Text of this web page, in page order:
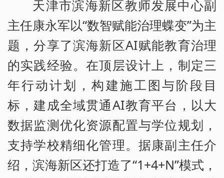
天津市滨海新区教师发展中心副
主任康永军以“数智赋能治理蝶变”为主
题，分享了滨海新区AI赋能教育治理
的实践经验。在顶层设计上，制定三
年行动计划，构建施工图与阶段目
标，建成全域贯通AI教育平台，以大
数据监测优化资源配置与学位规划，
支持学校精细化管理。据康副主任介
绍，滨海新区还打造了“1+4+N”模式，